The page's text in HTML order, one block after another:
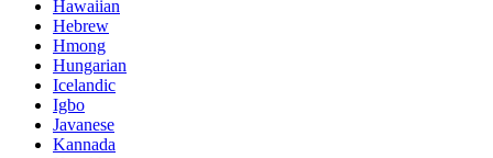
Hawaiian
Hebrew
Hmong
Hungarian
Icelandic
Igbo
Javanese
Kannada